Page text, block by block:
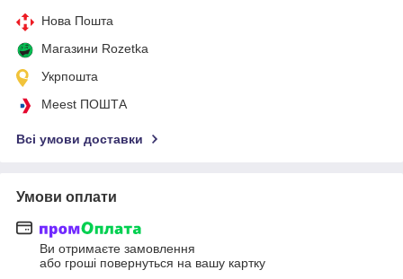
Нова Пошта
Магазини Rozetka
Укрпошта
Meest ПОШТА
Всі умови доставки
Умови оплати
Ви отримаєте замовлення
або гроші повернуться на вашу картку